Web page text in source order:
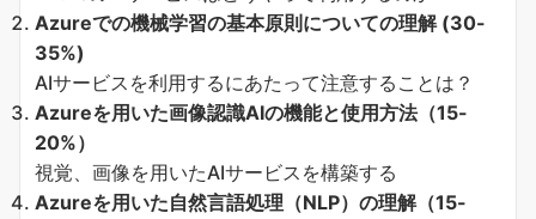
Azureでの機械学習の基本原則についての理解 (30-
35%)
AIサービスを利用するにあたって注意することは？
Azureを用いた画像認識AIの機能と使用方法（15-
20%）
視覚、画像を用いたAIサービスを構築する
Azureを用いた自然言語処理（NLP）の理解（15-